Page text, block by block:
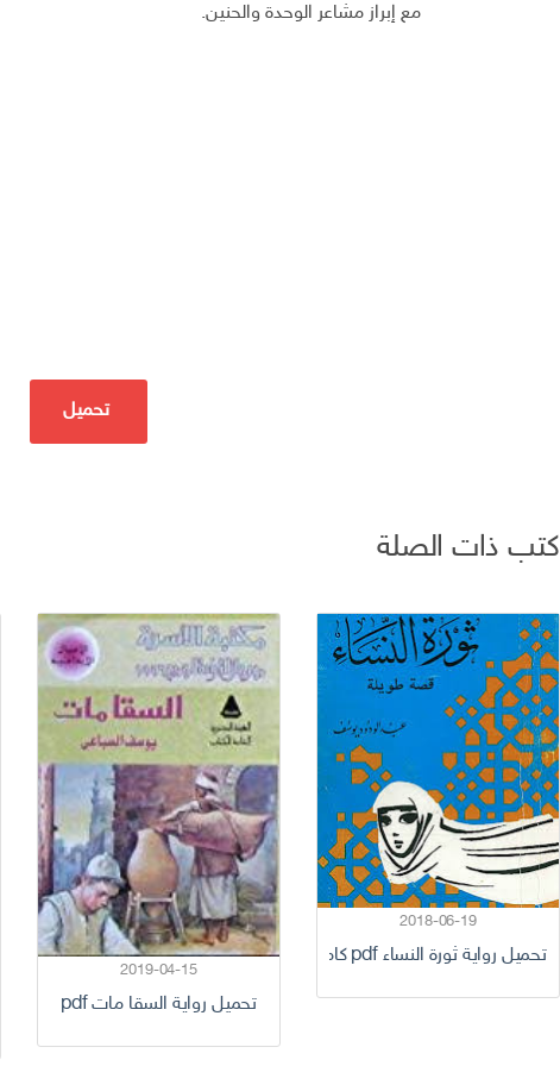
مع إبراز مشاعر الوحدة والحنين.
تحميل
كتب ذات الصلة
2018-06-19
تحميل رواية ثورة النساء pdf كامل
2019-04-15
تحميل رواية السقا مات pdf